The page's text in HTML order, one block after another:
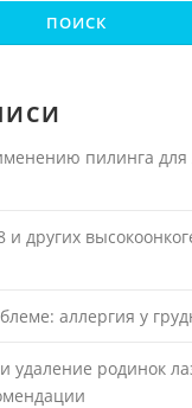
пилинга для
других
аллергия у
удаление родинок